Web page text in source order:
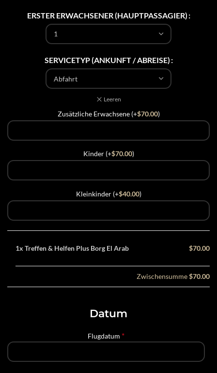
ERSTER ERWACHSENER (HAUPTPASSAGIER)
SERVICETYP (ANKUNFT / ABREISE)
Leeren
Zusätzliche Erwachsene (+$70.00)
Kinder (+$70.00)
Kleinkinder (+$40.00)
1x Treffen & Helfen Plus Borg El Arab $70.00
Zwischensumme$70.00
Datum
Flugdatum *